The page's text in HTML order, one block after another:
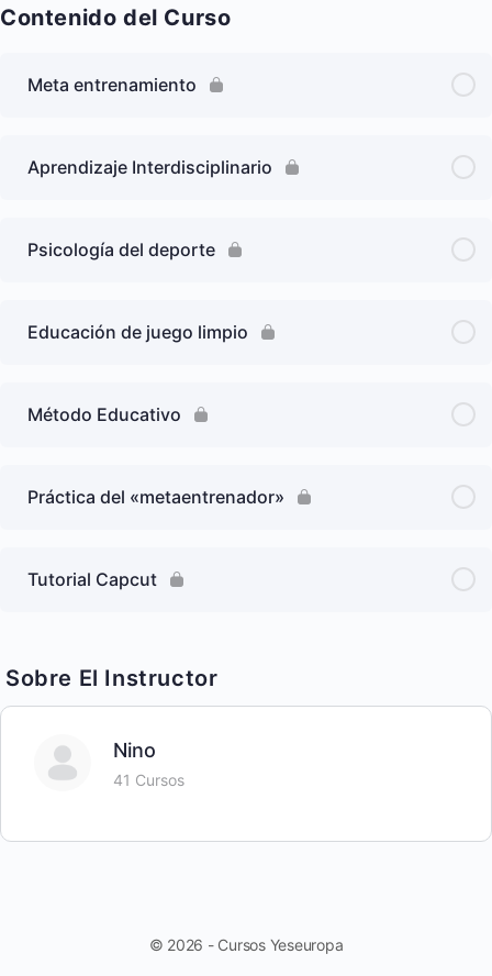
Contenido del Curso
Meta entrenamiento
Aprendizaje Interdisciplinario
Psicología del deporte
Educación de juego limpio
Método Educativo
Práctica del «metaentrenador»
Tutorial Capcut
Sobre El Instructor
Nino
41 Cursos
© 2026 - Cursos Yeseuropa